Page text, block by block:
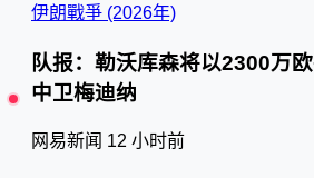
伊朗戰爭 (2026年)
队报：勒沃库森将以2300万
中卫梅迪纳
网易新闻 12 小时前